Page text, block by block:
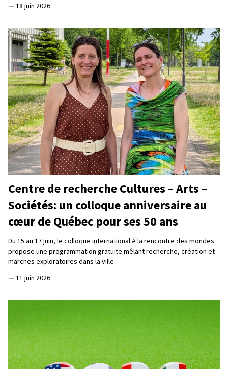
— 18 juin 2026
Centre de recherche Cultures – Arts –
Sociétés: un colloque anniversaire au
cœur de Québec pour ses 50 ans
Du 15 au 17 juin, le colloque international À la rencontre des mondes
propose une programmation gratuite mêlant recherche, création et
marches exploratoires dans la ville
— 11 juin 2026